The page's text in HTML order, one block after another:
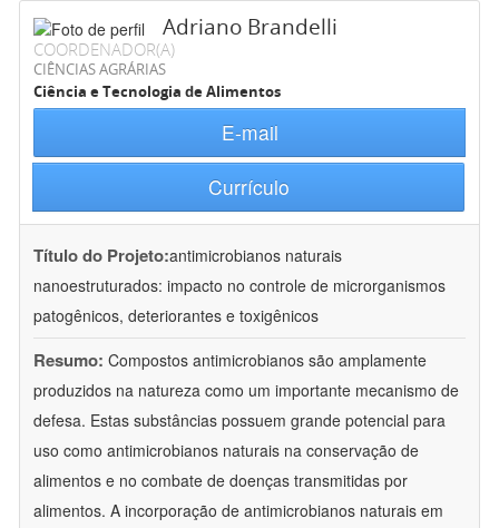
Adriano Brandelli
COORDENADOR(A)
CIÊNCIAS AGRÁRIAS
Ciência e Tecnologia de Alimentos
E-mail
Currículo
Título do Projeto:antimicrobianos naturais
nanoestruturados: impacto no controle de microrganismos
patogênicos, deteriorantes e toxigênicos
Resumo: Compostos antimicrobianos são amplamente
produzidos na natureza como um importante mecanismo de
defesa. Estas substâncias possuem grande potencial para
uso como antimicrobianos naturais na conservação de
alimentos e no combate de doenças transmitidas por
alimentos. A incorporação de antimicrobianos naturais em